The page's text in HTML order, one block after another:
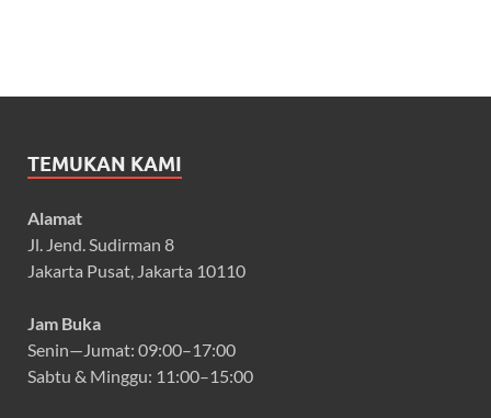
TEMUKAN KAMI
Alamat
Jl. Jend. Sudirman 8
Jakarta Pusat, Jakarta 10110
Jam Buka
Senin—Jumat: 09:00–17:00
Sabtu & Minggu: 11:00–15:00